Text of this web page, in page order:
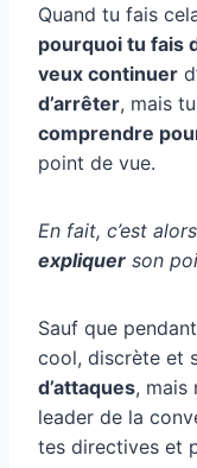
Quand tu fais
pourquoi tu fais
veux continuer
d’arrêter, mais tu
comprendre
point de vue.
En fait, c’est
expliquer son
Sauf que
cool, discrète et
d’attaques, mais
leader de la
tes directives et